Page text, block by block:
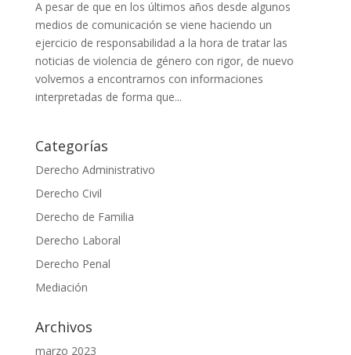
A pesar de que en los últimos años desde algunos
medios de comunicación se viene haciendo un
ejercicio de responsabilidad a la hora de tratar las
noticias de violencia de género con rigor, de nuevo
volvemos a encontrarnos con informaciones
interpretadas de forma que...
Categorías
Derecho Administrativo
Derecho Civil
Derecho de Familia
Derecho Laboral
Derecho Penal
Mediación
Archivos
marzo 2023